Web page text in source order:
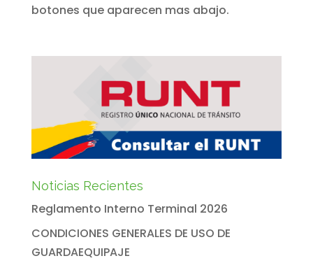
botones que aparecen mas abajo.
Noticias Recientes
Reglamento Interno Terminal 2026
CONDICIONES GENERALES DE USO DE
GUARDAEQUIPAJE